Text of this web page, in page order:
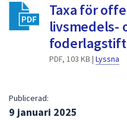
Taxa för
livsmedels-
PDF, 103 KB | Lyssna
Publicerad:
9 januari 2025